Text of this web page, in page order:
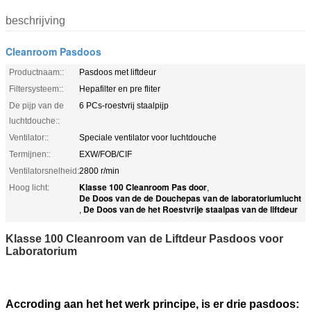
beschrijving
Cleanroom Pasdoos
Productnaam::
Pasdoos met liftdeur
Filtersysteem::
Hepafilter en pre fliter
De pijp van de
luchtdouche::
6 PCs-roestvrij staalpijp
Ventilator::
Speciale ventilator voor luchtdouche
Termijnen::
EXW/FOB/CIF
Ventilatorsnelheid:2800 r/min
Hoog licht:
Klasse 100 Cleanroom Pas door,
De Doos van de de Douchepas van de laboratoriumlucht
, De Doos van de het Roestvrije staalpas van de liftdeur
Klasse 100 Cleanroom van de Liftdeur Pasdoos voor
Laboratorium
Accroding aan het het werk principe, is er drie pasdoos: